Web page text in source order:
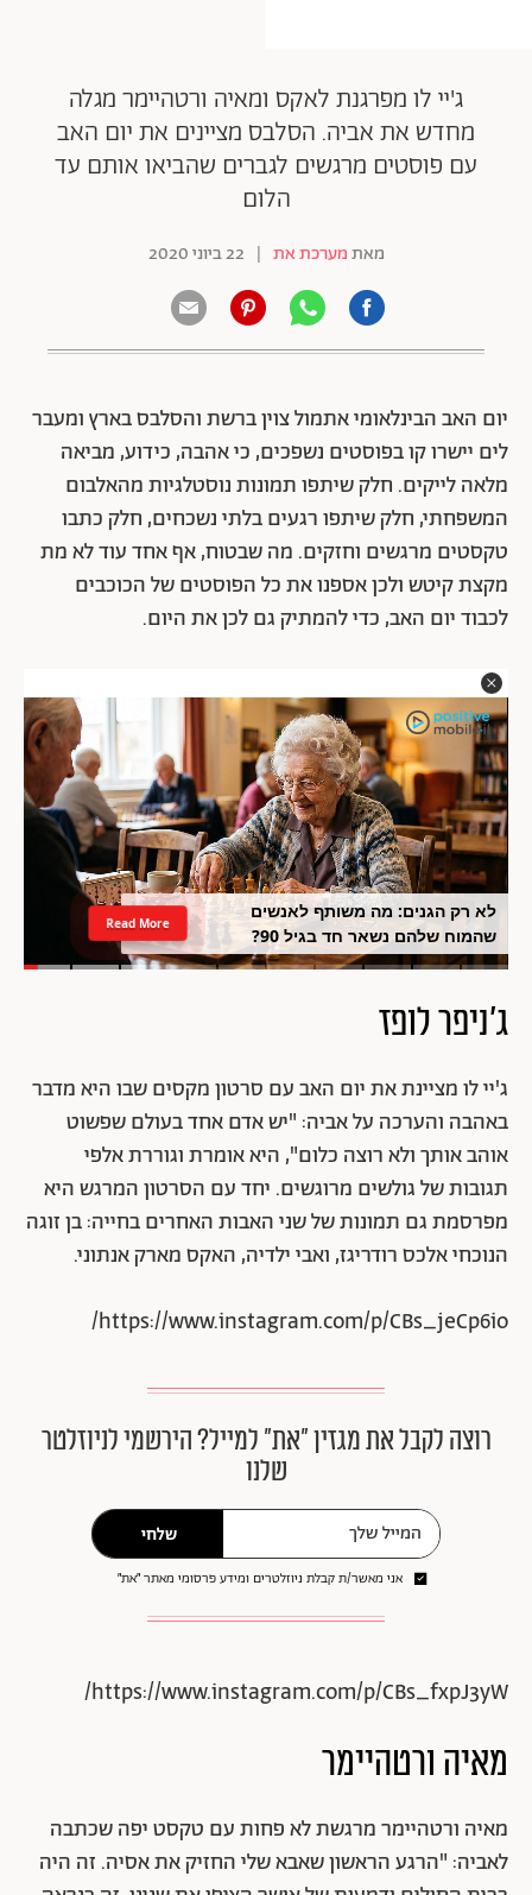
ג'יי לו מפרגנת לאקס ומאיה ורטהיימר מגלה
מחדש את אביה. הסלבס מציינים את יום האב
עם פוסטים מרגשים לגברים שהביאו אותם עד
הלום
מאתמערכת את | 22 ביוני 2020
יום האב הבינלאומי אתמול צוין ברשת והסלבס בארץ ומעבר
לים יישרו קו בפוסטים נשפכים, כי אהבה, כידוע, מביאה
מלאה לייקים. חלק שיתפו תמונות נוסטלגיות מהאלבום
המשפחתי, חלק שיתפו רגעים בלתי נשכחים, חלק כתבו
טקסטים מרגשים וחזקים. מה שבטוח, אף אחד עוד לא מת
מקצת קיטש ולכן אספנו את כל הפוסטים של הכוכבים
לכבוד יום האב, כדי להמתיק גם לכן את היום.
לא רק הגנים: מה משותף לאנשים
שהמוח שלהם נשאר חד בגיל 90?
Read More
ג'ניפר לופז
ג'יי לו מציינת את יום האב עם סרטון מקסים שבו היא מדבר
באהבה והערכה על אביה: "יש אדם אחד בעולם שפשוט
אוהב אותך ולא רוצה כלום", היא אומרת וגוררת אלפי
תגובות של גולשים מרוגשים. יחד עם הסרטון המרגש היא
מפרסמת גם תמונות של שני האבות האחרים בחייה: בן זוגה
הנוכחי אלכס רודריגז, ואבי ילדיה, האקס מארק אנתוני.
https://www.instagram.com/p/CBs_jeCp6io/
רוצה לקבל את מגזין ״את״ למייל? הירשמי לניוזלטר
שלנו
שלחי
אני מאשר/ת קבלת ניוזלטרים ומידע פרסומי מאתר ״את״
https://www.instagram.com/p/CBs_fxpJ3yW/
מאיה ורטהיימר
מאיה ורטהיימר מרגשת לא פחות עם טקסט יפה שכתבה
לאביה: "הרגע הראשון שאבא שלי החזיק את אסיה. זה היה